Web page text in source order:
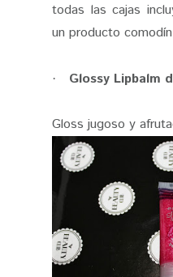
todas las cajas
un producto
· Glossy Lipbalm
Gloss jugoso y